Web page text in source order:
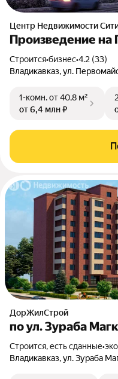
Центр Недвижимости
Произведение на
Строится•бизнес•4.2 (33)
Владикавказ, ул.
1-комн.от 40,8 м²
от 6,4 млн ₽
ДорЖилСтрой
по ул. Зураба
Строится, есть сданные•
Владикавказ, ул. Зураба